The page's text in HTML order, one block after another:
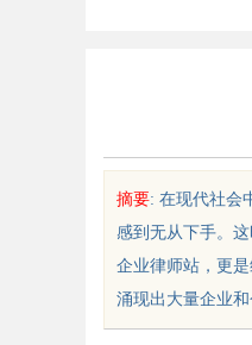
摘要: 在现代社会
感到无从下手。
企业律师站，更
涌现出大量企业
索2828电影网：打造极致观